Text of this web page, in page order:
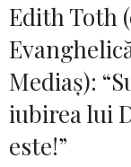
Edith Toth
Mediaș):
iubirea lui
este!”